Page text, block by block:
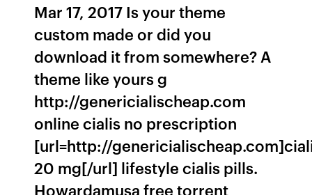
Mar 17, 2017 Is your theme
custom made or did you
download it from somewhere? A
theme like yours g
http://genericialischeap.com
online cialis no prescription
[url=http://
20 mg[/url] lifestyle cialis pills.
Howardamusa free torrent